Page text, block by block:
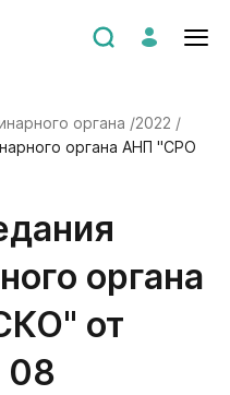
органа /2022 /
органа АНП "СРО
органа
от
08